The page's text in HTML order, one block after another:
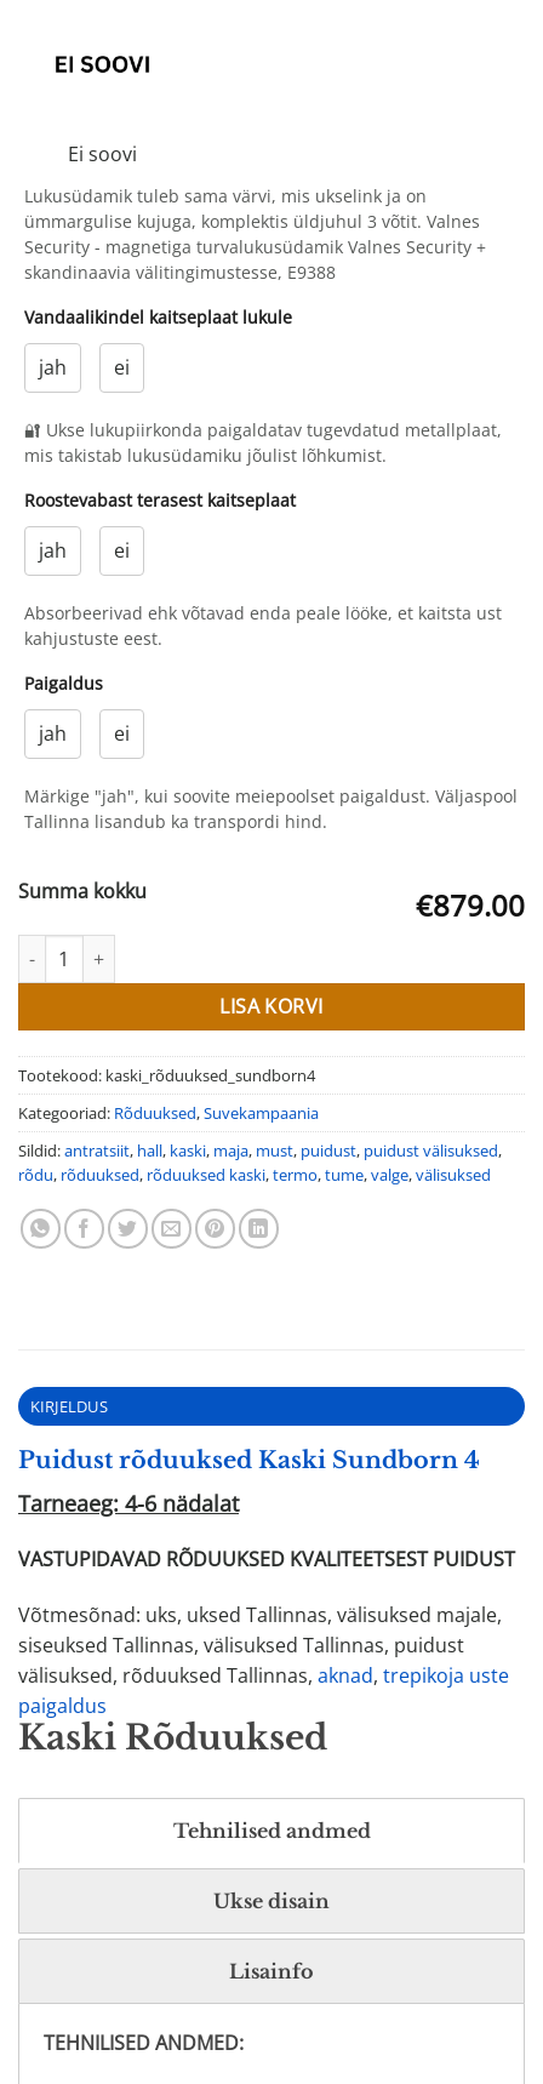
Ei soovi
Lukusüdamik tuleb sama värvi, mis ukselink ja on
ümmargulise kujuga, komplektis üldjuhul 3 võtit. Valnes
Security - magnetiga turvalukusüdamik Valnes Security +
skandinaavia välitingimustesse, E9388
Vandaalikindel kaitseplaat lukule
jah ei
🔐 Ukse lukupiirkonda paigaldatav tugevdatud metallplaat,
mis takistab lukusüdamiku jõulist lõhkumist.
Roostevabast terasest kaitseplaat
jah ei
Absorbeerivad ehk võtavad enda peale lööke, et kaitsta ust
kahjustuste eest.
Paigaldus
jah ei
Märkige "jah", kui soovite meiepoolset paigaldust. Väljaspool
Tallinna lisandub ka transpordi hind.
Summa kokku €879.00
Puidust rõduuksed Kaski Sundborn 4 kogus
LISA KORVI
Tootekood: kaski_rõduuksed_sundborn4
Kategooriad: Rõduuksed,Suvekampaania
Sildid:antratsiit, hall, kaski, maja, must, puidust, puidust välisuksed,
rõdu, rõduuksed, rõduuksed kaski,termo,tume,valge,välisuksed
KIRJELDUS
Puidust rõduuksed Kaski Sundborn 4
Tarneaeg: 4-6 nädalat
VASTUPIDAVAD RÕDUUKSED KVALITEETSEST PUIDUST
Võtmesõnad: uks, uksed Tallinnas, välisuksed majale,
siseuksed Tallinnas, välisuksed Tallinnas, puidust
välisuksed, rõduuksed Tallinnas, aknad, trepikoja uste
paigaldus
Kaski Rõduuksed
Tehnilised andmed
Ukse disain
Lisainfo
TEHNILISED ANDMED: